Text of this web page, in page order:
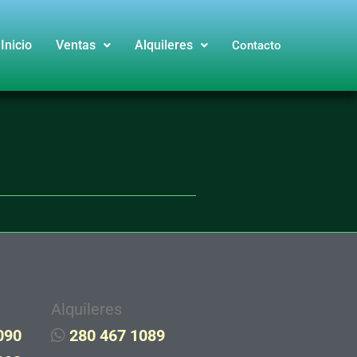
Inicio Ventas Alquileres Contacto
Alquileres
280 467 1089